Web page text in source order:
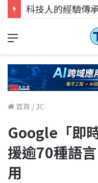
首頁 / 3C
Google「即
援逾70種語
用